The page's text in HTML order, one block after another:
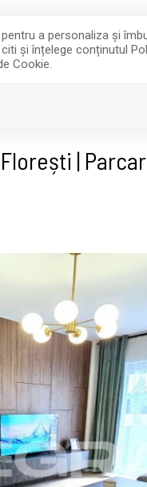
a personaliza și
și înțelege conținutul
Cookie.
|